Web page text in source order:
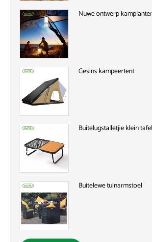
Nuwe ontwerp
Gesins kampeertent
Buitelugstalletjie klein tafel
Buitelewe tuinarmstoel